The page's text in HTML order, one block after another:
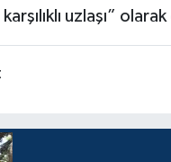
uzlaşı” olarak